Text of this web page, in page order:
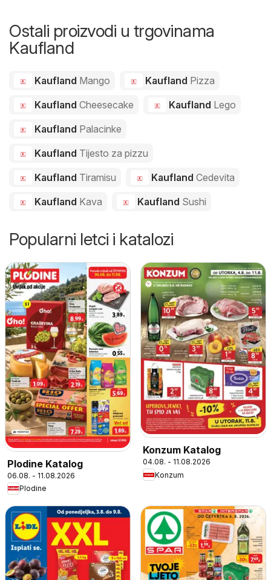
Ostali proizvodi u trgovinama
Kaufland
Kaufland Mango Kaufland Pizza
Kaufland Cheesecake Kaufland Lego
Kaufland Palacinke
Kaufland Tijesto za pizzu
Kaufland Tiramisu Kaufland Cedevita
Kaufland Kava Kaufland Sushi
Popularni letci i katalozi
Plodine Katalog
06.08. - 11.08.2026
Plodine
Konzum Katalog
04.08. - 11.08.2026
Konzum